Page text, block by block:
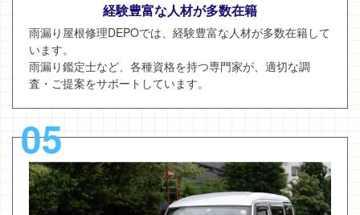
経験豊富な人材が多数在籍
雨漏り屋根修理DEPOでは、経験豊富な人材が多数在籍して
います。
雨漏り鑑定士など、各種資格を持つ専門家が、適切な調
査・ご提案をサポートしています。
05